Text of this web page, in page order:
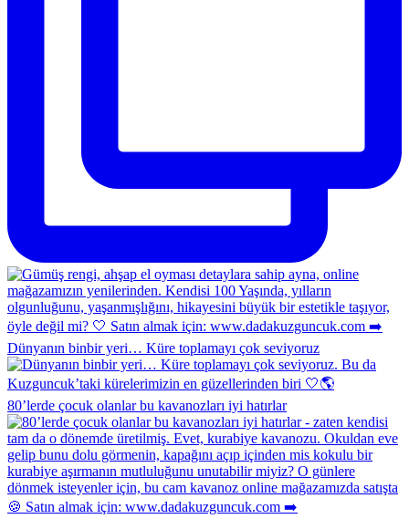
Dünyanın binbir yeri… Küre toplamayı çok seviyoruz
80’lerde çocuk olanlar bu kavanozları iyi hatırlar